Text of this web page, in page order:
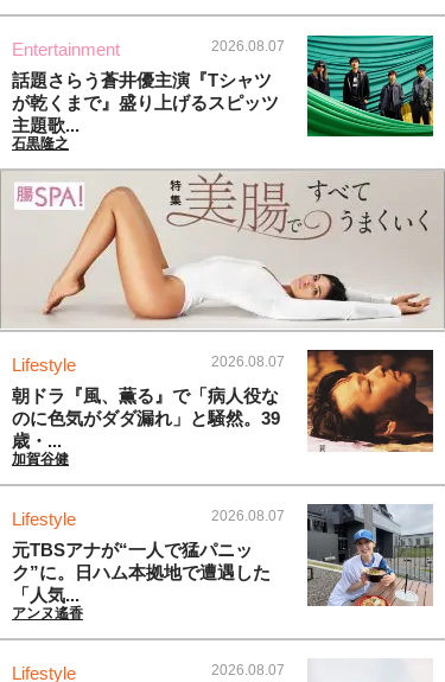
Entertainment 2026.08.07
話題さらう蒼井優主演『Tシャツ
が乾くまで』盛り上げるスピッツ
主題歌...
石黒隆之
Lifestyle 2026.08.07
朝ドラ『風、薫る』で「病人役な
のに色気がダダ漏れ」と騒然。39
歳・...
加賀谷健
Lifestyle 2026.08.07
元TBSアナが“一人で猛パニッ
ク”に。日ハム本拠地で遭遇した
「人気...
アンヌ遙香
Lifestyle 2026.08.07